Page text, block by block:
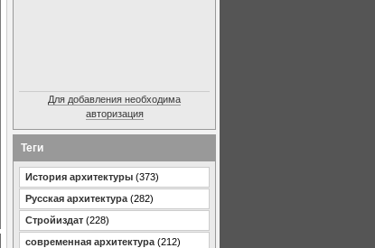
Для добавления необходима
авторизация
Теги
История архитектуры (373)
Русская архитектура (282)
Стройиздат (228)
современная архитектура (212)